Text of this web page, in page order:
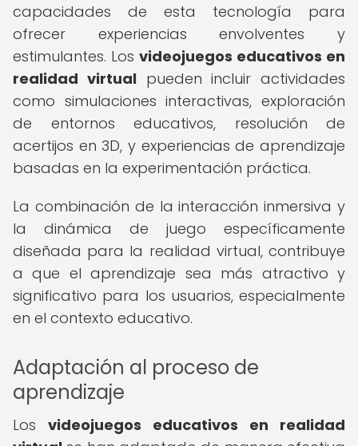
capacidades de esta tecnología para
ofrecer experiencias envolventes y
estimulantes. Los videojuegos educativos en
realidad virtualpueden incluir actividades
como simulaciones interactivas, exploración
de entornos educativos, resolución de
acertijos en 3D, y experiencias de aprendizaje
basadas en la experimentación práctica.
La combinación de la interacción inmersiva y
la dinámica de juego específicamente
diseñada para la realidad virtual, contribuye
a que el aprendizaje sea más atractivo y
significativo para los usuarios, especialmente
en el contexto educativo.
Adaptación al proceso de
aprendizaje
Los videojuegos educativos en realidad